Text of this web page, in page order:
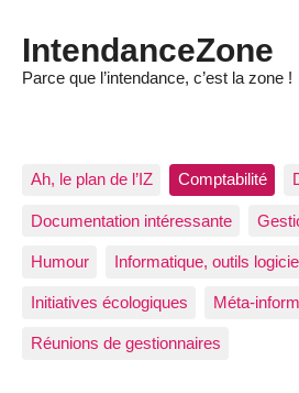
IntendanceZone
Parce que l’intendance, c’est la zone !
Ah, le plan de l’IZ Comptabilité
Documentation intéressante
Humour Informatique, outils
Initiatives écologiques Méta-
Réunions de gestionnaires